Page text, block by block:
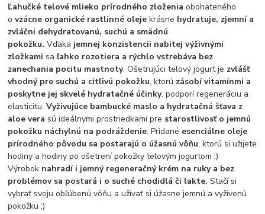
Ľahučké telové mlieko prírodného zloženia obohateného
ovzácne organické rastlinné oleje krásne hydratuje, zjemní a
zvláčni dehydratovanú, suchú a smädnú
pokožku. Vďaka jemnej konzistencii nabitej výživnými
zložkami sa ľahko rozotiera a rýchlo vstrebáva bez
zanechania pocitu mastnoty. Ošetrujúci telový jogurt je zvlášť
vhodný pre suchú a citlivú pokožku, ktorú zásobí vitamínmi a
poskytne jej skvelé hydratačné účinky, podporí regeneráciu a
elasticitu.Vyživujúce bambucké maslo a hydratačná šťava z
aloe vera sú ideálnymi prostriedkami pre starostlivosť o jemnú
pokožku náchylnú na podráždenie. Pridané esenciálne oleje
prírodného pôvodu sa postarajú o úžasnú vôňu, ktorú si užijete
hodiny a hodiny po ošetrení pokožky telovým jogurtom :)
Výrobok nahradí i jemný regeneračný krém na ruky a bez
problémov sa postará i o suché chodidlá či lakte. Stačí si
vybrať svoju obľúbenú vôňu a užívať si úžasne jemnú a vyživenú
pokožku ;)